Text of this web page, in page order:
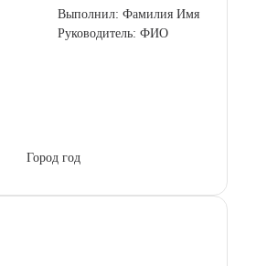
Выполнил: Фамилия Имя
Руководитель: ФИО
Город год